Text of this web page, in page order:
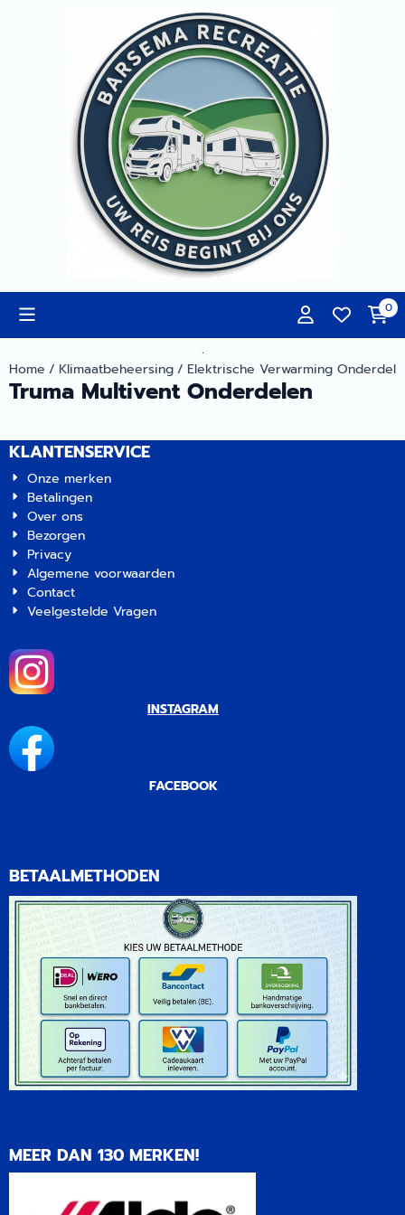
Cookievoorkeuren zijn momenteel gesloten.
0
.
Home / Klimaatbeheersing/ Elektrische Verwarming
Truma Multivent Onderdelen
KLANTENSERVICE
Onze merken
Betalingen
Over ons
Bezorgen
Privacy
Algemene voorwaarden
Contact
Veelgestelde Vragen
INSTAGRAM
FACEBOOK
BETAALMETHODEN
MEER DAN 130 MERKEN!